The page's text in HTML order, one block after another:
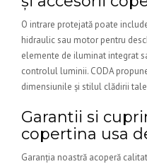
O intrare protejată poate
hidraulic sau motor pentru
elemente de iluminat integrat
controlul luminii. CODA
dimensiunile și stilul clădirii
Garantii si
copertina usa
Garanția noastră acoperă